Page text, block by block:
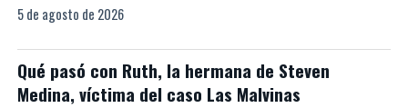
5 de agosto de 2026
Qué pasó con Ruth, la hermana de Steven
Medina, víctima del caso Las Malvinas